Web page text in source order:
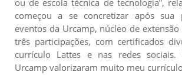
começou a se concretizar após sua
eventos da Urcamp, núcleo de
três participações, com certificados
currículo Lattes e nas redes sociais.
Urcamp valorizaram muito meu